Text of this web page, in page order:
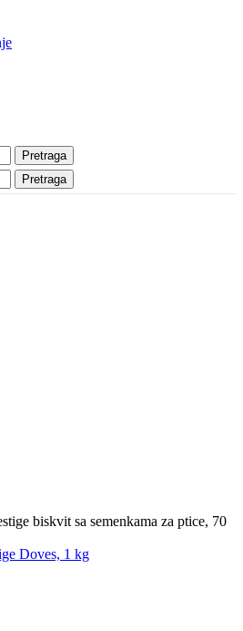
Pretraga
Pretraga
biskvit sa semenkama za ptice, 70